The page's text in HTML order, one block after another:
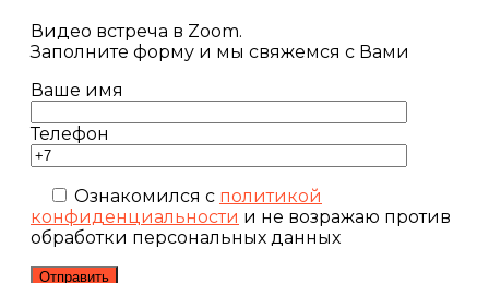
Видео встреча в Zoom.
Заполните форму и мы свяжемся с Вами
Ваше имя
Телефон
Ознакомился с политикой
конфиденциальности и не возражаю против
обработки персональных данных